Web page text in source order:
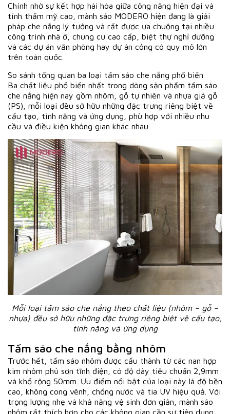
Chính nhờ sự kết hợp hài hòa giữa công năng hiện đại và
tính thẩm mỹ cao, mành sáo MODERO hiện đang là giải
pháp che nắng lý tưởng và rất được ưa chuộng tại nhiều
công trình nhà ở, chung cư cao cấp, biệt thự nghỉ dưỡng
và các dự án văn phòng hay dự án công có quy mô lớn
trên toàn quốc.
So sánh tổng quan ba loại tấm sáo che nắng phổ biến
Ba chất liệu phổ biến nhất trong dòng sản phẩm tấm sáo
che nắng hiện nay gồm nhôm, gỗ tự nhiên và nhựa giả gỗ
(PS), mỗi loại đều sở hữu những đặc trưng riêng biệt về
cấu tạo, tính năng và ứng dụng, phù hợp với nhiều nhu
cầu và điều kiện không gian khác nhau.
Mỗi loại tấm sáo che nắng theo chất liệu (nhôm – gỗ –
nhựa) đều sở hữu những đặc trưng riêng biệt về cấu tạo,
tính năng và ứng dụng
Tấm sáo che nắng bằng nhôm
Trước hết, tấm sáo nhôm được cấu thành từ các nan hợp
kim nhôm phủ sơn tĩnh điện, có độ dày tiêu chuẩn 2,9mm
và khổ rộng 50mm. Ưu điểm nổi bật của loại này là độ bền
cao, không cong vênh, chống nước và tia UV hiệu quả. Với
trọng lượng nhẹ và khả năng vệ sinh đơn giản, mành sáo
nhôm rất thích hợp cho các không gian cần sự tiện dụng